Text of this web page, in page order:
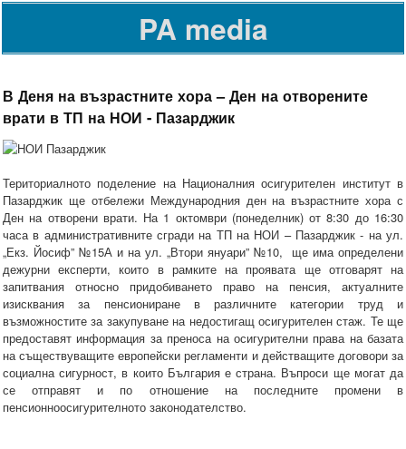
PA media
В Деня на възрастните хора – Ден на отворените
врати в ТП на НОИ - Пазарджик
Териториалното поделение на Националния осигурителен институт в
Пазарджик ще отбележи Международния ден на възрастните хора с
Ден на отворени врати. На 1 октомври (понеделник) от 8:30 до 16:30
часа в административните сгради на ТП на НОИ – Пазарджик - на ул.
„Екз. Йосиф” №15А и на ул. „Втори януари” №10, ще има определени
дежурни експерти, които в рамките на проявата ще отговарят на
запитвания относно придобиването право на пенсия, актуалните
изисквания за пенсиониране в различните категории труд и
възможностите за закупуване на недостигащ осигурителен стаж. Те ще
предоставят информация за преноса на осигурителни права на базата
на съществуващите европейски регламенти и действащите договори за
социална сигурност, в които България е страна. Въпроси ще могат да
се отправят и по отношение на последните промени в
пенсионноосигурителното законодателство.